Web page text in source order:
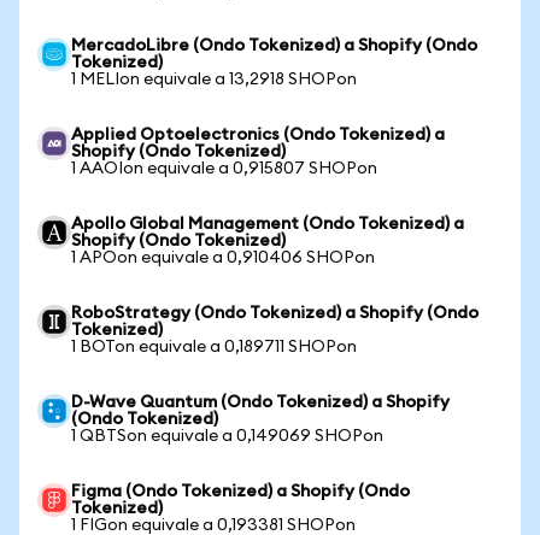
MercadoLibre (Ondo Tokenized) a Shopify (Ondo
Tokenized)
1 MELIon equivale a 13,2918 SHOPon
Applied Optoelectronics (Ondo Tokenized) a
Shopify (Ondo Tokenized)
1 AAOIon equivale a 0,915807 SHOPon
Apollo Global Management (Ondo Tokenized) a
Shopify (Ondo Tokenized)
1 APOon equivale a 0,910406 SHOPon
RoboStrategy (Ondo Tokenized) a Shopify (Ondo
Tokenized)
1 BOTon equivale a 0,189711 SHOPon
D-Wave Quantum (Ondo Tokenized) a Shopify
(Ondo Tokenized)
1 QBTSon equivale a 0,149069 SHOPon
Figma (Ondo Tokenized) a Shopify (Ondo
Tokenized)
1 FIGon equivale a 0,193381 SHOPon